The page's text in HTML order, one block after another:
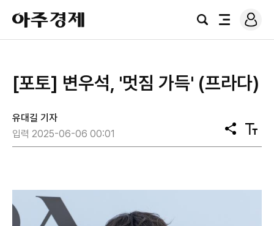
아
주
경
검
전
로
그
[포토] 변우석, '멋짐 가득' (프라다)
유대길 기자
입력 2025-06-06 00:01
공
유
텍
스